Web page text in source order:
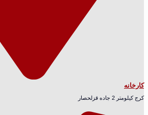
کارخانه
کرج کیلومتر 2 جاده قزلحصار